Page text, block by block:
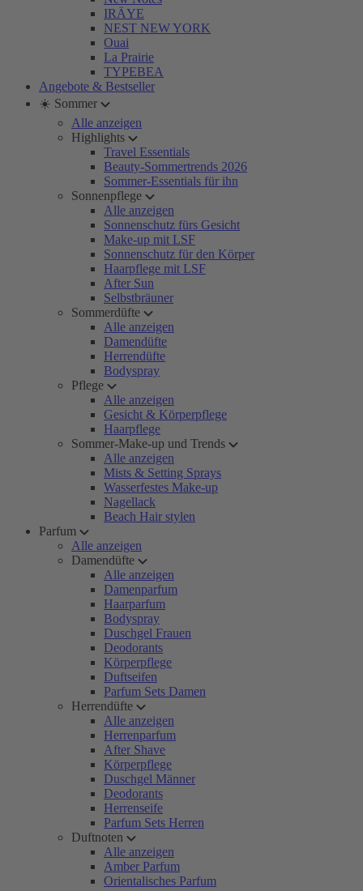
IRÄYE
NEST NEW YORK
Ouai
La Prairie
TYPEBEA
Angebote & Bestseller
☀️ Sommer
Alle anzeigen
Highlights
Travel Essentials
Beauty-Sommertrends 2026
Sommer-Essentials für ihn
Sonnenpflege
Alle anzeigen
Sonnenschutz fürs Gesicht
Make-up mit LSF
Sonnenschutz für den Körper
Haarpflege mit LSF
After Sun
Selbstbräuner
Sommerdüfte
Alle anzeigen
Damendüfte
Herrendüfte
Bodyspray
Pflege
Alle anzeigen
Gesicht & Körperpflege
Haarpflege
Sommer-Make-up und Trends
Alle anzeigen
Mists & Setting Sprays
Wasserfestes Make-up
Nagellack
Beach Hair stylen
Parfum
Alle anzeigen
Damendüfte
Alle anzeigen
Damenparfum
Haarparfum
Bodyspray
Duschgel Frauen
Deodorants
Körperpflege
Duftseifen
Parfum Sets Damen
Herrendüfte
Alle anzeigen
Herrenparfum
After Shave
Körperpflege
Duschgel Männer
Deodorants
Herrenseife
Parfum Sets Herren
Duftnoten
Alle anzeigen
Amber Parfum
Orientalisches Parfum